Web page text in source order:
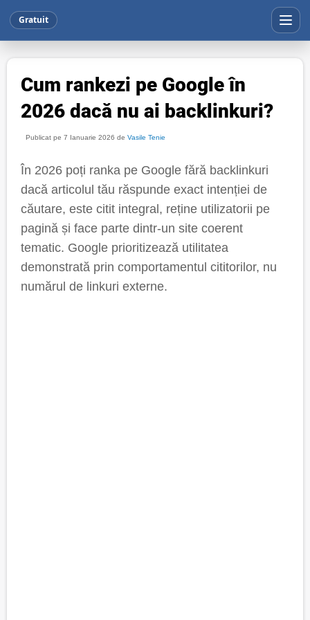
Gratuit
Cum rankezi pe Google în
2026 dacă nu ai backlinkuri?
Publicat pe 7 Ianuarie 2026 de Vasile Tenie
În 2026 poți ranka pe Google fără backlinkuri
dacă articolul tău răspunde exact intenției de
căutare, este citit integral, reține utilizatorii pe
pagină și face parte dintr-un site coerent
tematic. Google prioritizează utilitatea
demonstrată prin comportamentul cititorilor, nu
numărul de linkuri externe.